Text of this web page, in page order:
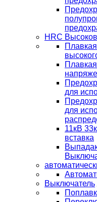
HRC
для
для
11кВ
вставка
Выключатель